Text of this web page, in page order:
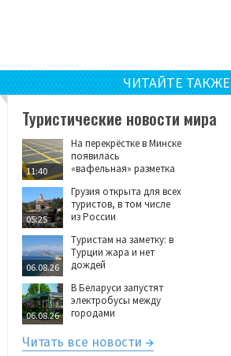
ЧИТАЙТЕ ТАКЖЕ
Туристические новости мира
11:40
На перекрёстке в Минске
появилась
«вафельная» разметка
05:25
Грузия открыта для всех
туристов, в том числе
из России
06.08.26
Туристам на заметку: в
Турции жара и нет
дождей
06.08.26
В Беларуси запустят
электробусы между
городами
Читать все новости